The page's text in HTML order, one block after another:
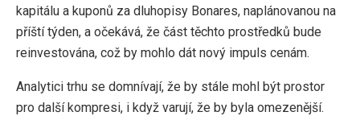
kapitálu a kuponů za dluhopisy Bonares, naplánovanou na
příští týden, a očekává, že část těchto prostředků bude
reinvestována, což by mohlo dát nový impuls cenám.
Analytici trhu se domnívají, že by stále mohl být prostor
pro další kompresi, i když varují, že by byla omezenější.